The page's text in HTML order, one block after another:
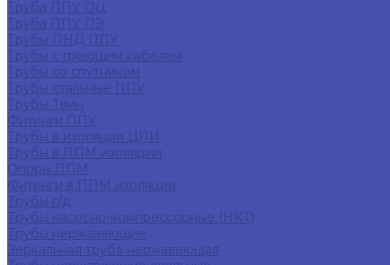
Труба ППУ ОЦ
Труба ППУ ПЭ
Трубы ПНД ППУ
Трубы с греющим кабелем
Трубы со спутником
Трубы стальные ППУ
Трубы Твин
Фитинги ППУ
Трубы в изоляции ЦПИ
Трубы в ППМ изоляции
Опоры ППМ
Фитинги в ППМ изоляции
Трубы г/д
Трубы насосно-компрессорные (НКТ)
Трубы нержавеющие
Зеркальная труба нержавеющая